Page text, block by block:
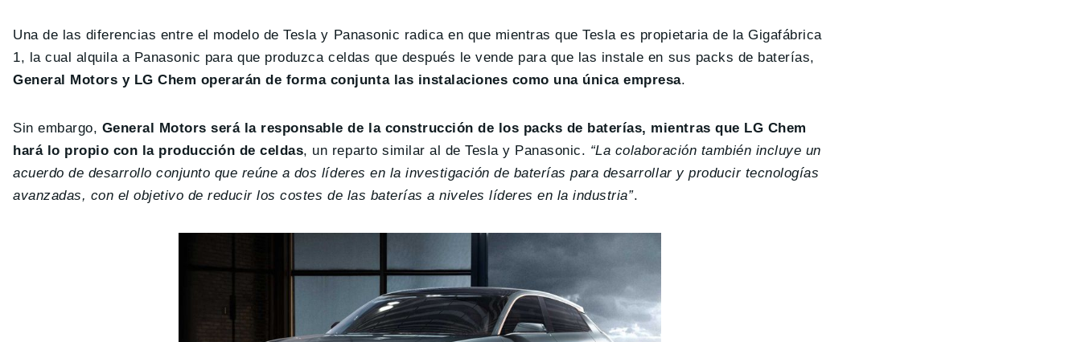
Una de las diferencias entre el modelo de Tesla y Panasonic radica en que mientras que Tesla es propietaria de la Gigafábrica
1, la cual alquila a Panasonic para que produzca celdas que después le vende para que las instale en sus packs de baterías,
General Motors y LG Chem operarán de forma conjunta las instalaciones como una única empresa.
Sin embargo, General Motors será la responsable de la construcción de los packs de baterías, mientras que LG Chem
hará lo propio con la producción de celdas, un reparto similar al de Tesla y Panasonic. “La colaboración también incluye un
acuerdo de desarrollo conjunto que reúne a dos líderes en la investigación de baterías para desarrollar y producir tecnologías
avanzadas, con el objetivo de reducir los costes de las baterías a niveles líderes en la industria”.